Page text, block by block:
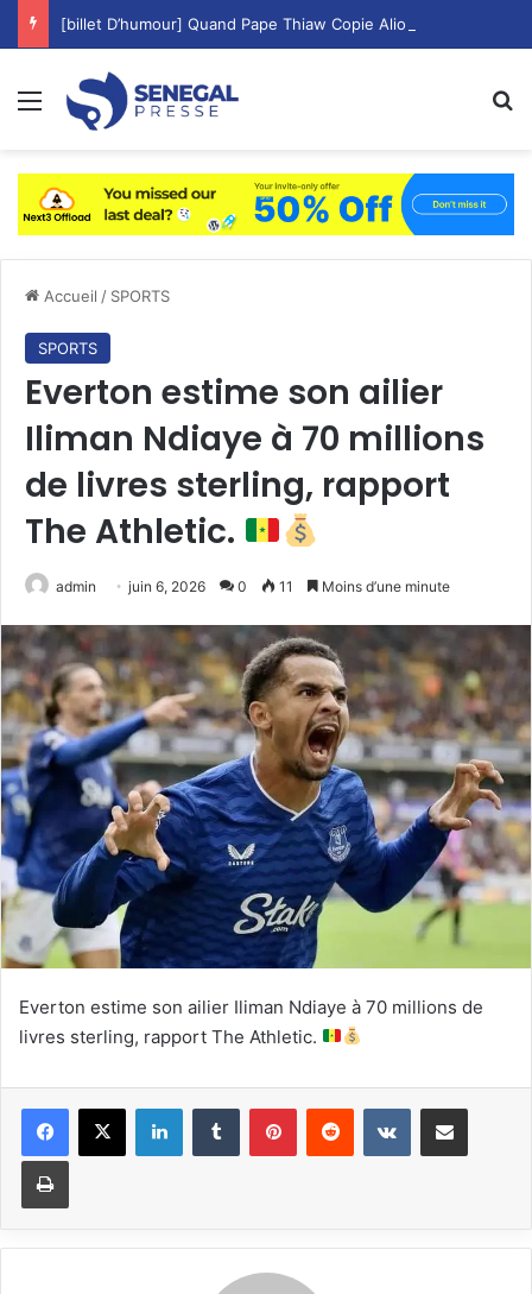
Menu
Accueil / SPORTS
SPORTS
Everton estime son ailier
Iliman Ndiaye à 70 millions
de livres sterling, rapport
The Athletic.
admin juin 6, 2026 0 11 Moins d’une minute
Everton estime son ailier Iliman Ndiaye à 70 millions de
livres sterling, rapport The Athletic.
LinkedinTumblr PinterestReddit VKontaktePartager par email
Imprimer